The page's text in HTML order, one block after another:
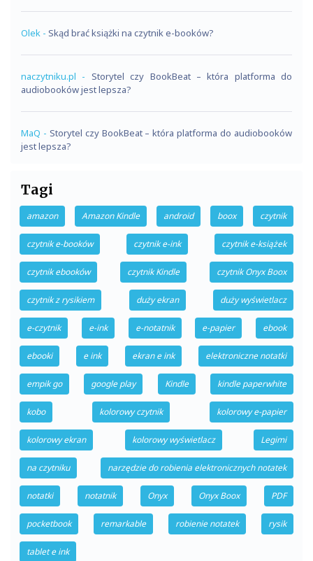
Olek - Skąd brać książki na czytnik e-booków?
naczytniku.pl - Storytel czy BookBeat – która platforma do
audiobooków jest lepsza?
MaQ - Storytel czy BookBeat – która platforma do audiobooków
jest lepsza?
Tagi
amazon Amazon Kindle android boox czytnik
czytnik e-booków czytnik e-ink czytnik e-książek
czytnik ebooków czytnik Kindle czytnik Onyx Boox
czytnik z rysikiem duży ekran duży wyświetlacz
e-czytnik e-ink e-notatnik e-papier ebook
ebooki e ink ekran e ink elektroniczne notatki
empik go google play Kindle kindle paperwhite
kobo kolorowy czytnik kolorowy e-papier
kolorowy ekran kolorowy wyświetlacz Legimi
na czytniku narzędzie do robienia elektronicznych notatek
notatki notatnik Onyx Onyx Boox PDF
pocketbook remarkable robienie notatek rysik
tablet e ink